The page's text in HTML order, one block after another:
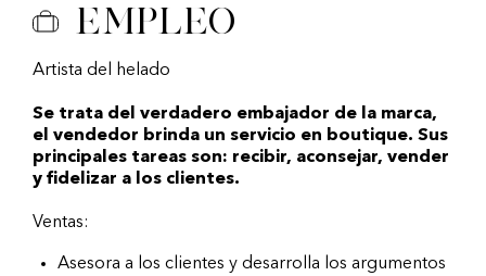
Empleo
Artista del helado
Se trata del verdadero embajador de la marca,
el vendedor brinda un servicio en boutique. Sus
principales tareas son: recibir, aconsejar, vender
y fidelizar a los clientes.
Ventas:
Asesora a los clientes y desarrolla los argumentos